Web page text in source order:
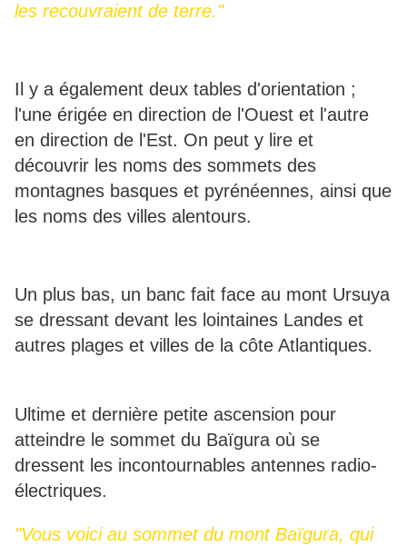
les recouvraient de terre."
Il y a également deux tables d'orientation ;
l'une érigée en direction de l'Ouest et l'autre
en direction de l'Est. On peut y lire et
découvrir les noms des sommets des
montagnes basques et pyrénéennes, ainsi que
les noms des villes alentours.
Un plus bas, un banc fait face au mont Ursuya
se dressant devant les lointaines Landes et
autres plages et villes de la côte Atlantiques.
Ultime et dernière petite ascension pour
atteindre le sommet du Baïgura où se
dressent les incontournables antennes radio-
électriques.
"Vous voici au sommet du mont Baïgura, qui